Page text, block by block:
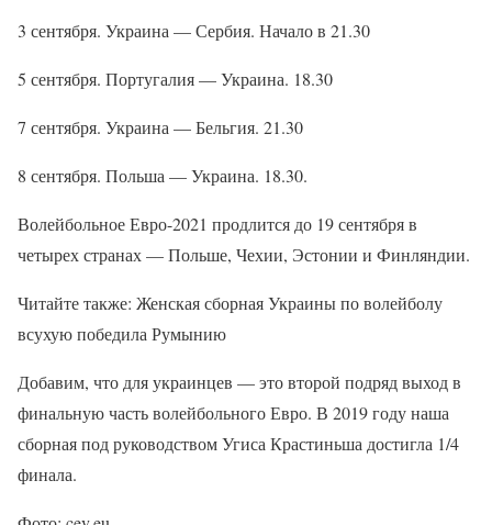
3 сентября. Украина — Сербия. Начало в 21.30
5 сентября. Португалия — Украина. 18.30
7 сентября. Украина — Бельгия. 21.30
8 сентября. Польша — Украина. 18.30.
Волейбольное Евро-2021 продлится до 19 сентября в
четырех странах — Польше, Чехии, Эстонии и Финляндии.
Читайте также: Женская сборная Украины по волейболу
всухую победила Румынию
Добавим, что для украинцев — это второй подряд выход в
финальную часть волейбольного Евро. В 2019 году наша
сборная под руководством Угиса Крастиньша достигла 1/4
финала.